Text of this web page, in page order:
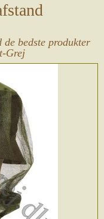
bedste produkter
Grej